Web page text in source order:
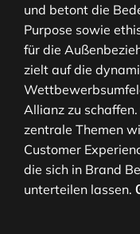
und betont die
Purpose sowie
für die
zielt auf die
Allianz zu
zentrale Themen
Customer
die sich in Brand
unterteilen lassen.